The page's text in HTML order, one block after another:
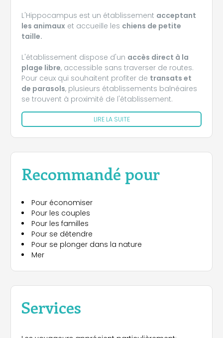
L'Hippocampus est un établissement acceptant
les animaux et accueille les chiens de petite
taille.
L'établissement dispose d'un accès direct à la
plage libre, accessible sans traverser de routes.
Pour ceux qui souhaitent profiter de transats et
de parasols, plusieurs établissements balnéaires
se trouvent à proximité de l'établissement.
LIRE LA SUITE
Recommandé pour
Pour économiser
Pour les couples
Pour les familles
Pour se détendre
Pour se plonger dans la nature
Mer
Services